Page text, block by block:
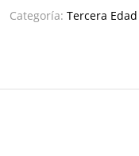
Categoría:Tercera Edad